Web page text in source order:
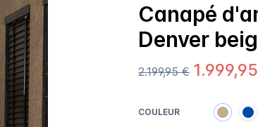
Canapé
Denver
2.199,95 €
COULEUR